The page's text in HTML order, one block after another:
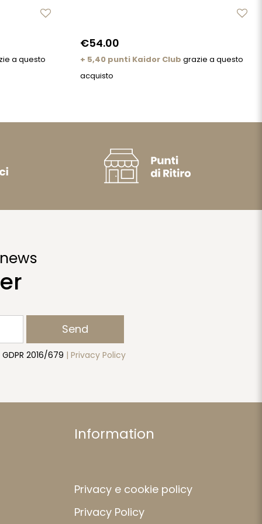
a questo
€54.00
+ 5,40 punti Kaidor Club grazie a questo
acquisto
Send
2016/679 | Privacy Policy
Information
Privacy e cookie policy
Privacy Policy